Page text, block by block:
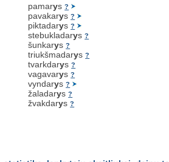
pamarys?
pavakarys?
piktadarys?
stebukladarys?
šunkarys?
triukšmadarys?
tvarkdarys?
vagavarys?
vyndarys?
žaladarys?
žvakdarys?